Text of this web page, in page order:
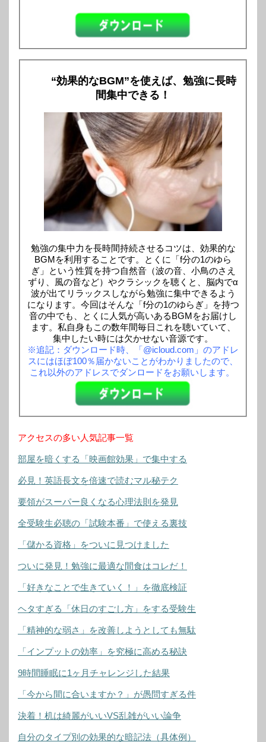
“効果的なBGM”を使えば、勉強に長時
間集中できる！
勉強の集中力を長時間持続させるコツは、効果的な
BGMを利用することです。とくに「f分の1のゆら
ぎ」という性質を持つ自然音（波の音、小鳥のさえ
ずり、風の音など）やクラシックを聴くと、脳内でα
波が出てリラックスしながら勉強に集中できるよう
になります。今回はそんな「f分の1のゆらぎ」を持つ
音の中でも、とくに人気が高いあるBGMをお届けし
ます。私自身もこの数年間毎日これを聴いていて、
集中したい時には欠かせない音源です。
※追記：ダウンロード時、「@icloud.com」のアドレ
スにはほぼ100％届かないことがわかりましたので、
これ以外のアドレスでダンロードをお願いします。
アクセスの多い人気記事一覧
部屋を暗くする「映画館効果」で集中する
必見！英語長文を倍速で読むマル秘テク
要領がスーパー良くなる心理法則を発見
全受験生必聴の「試験本番」で使える裏技
「儲かる資格」をついに見つけました
ついに発見！勉強に最適な間食はコレだ！
「好きなことで生きていく！」を徹底検証
ヘタすぎる「休日のすごし方」をする受験生
「精神的な弱さ」を改善しようとしても無駄
「インプットの効率」を究極に高める秘訣
9時間睡眠に1ヶ月チャレンジした結果
「今から間に合いますか？」が愚問すぎる件
決着！机は綺麗がいいVS乱雑がいい論争
自分のタイプ別の効果的な暗記法（具体例）